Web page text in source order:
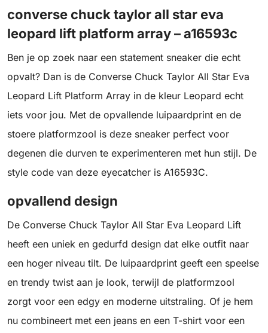
converse chuck taylor all star eva
leopard lift platform array – a16593c
Ben je op zoek naar een statement sneaker die echt
opvalt? Dan is de Converse Chuck Taylor All Star Eva
Leopard Lift Platform Array in de kleur Leopard echt
iets voor jou. Met de opvallende luipaardprint en de
stoere platformzool is deze sneaker perfect voor
degenen die durven te experimenteren met hun stijl. De
style code van deze eyecatcher is A16593C.
opvallend design
De Converse Chuck Taylor All Star Eva Leopard Lift
heeft een uniek en gedurfd design dat elke outfit naar
een hoger niveau tilt. De luipaardprint geeft een speelse
en trendy twist aan je look, terwijl de platformzool
zorgt voor een edgy en moderne uitstraling. Of je hem
nu combineert met een jeans en een T-shirt voor een